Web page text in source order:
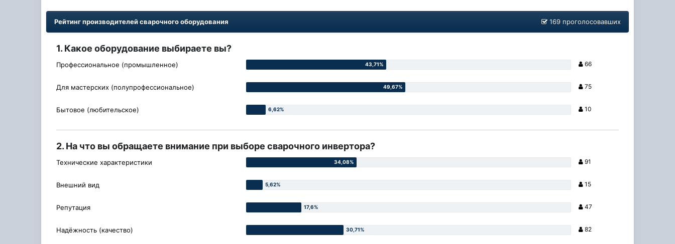
Рейтинг производителей сварочного оборудования 169 проголосовавших
1. Какое оборудование выбираете вы?
Профессиональное (промышленное) 66
Для мастерских (полупрофессиональное) 75
Бытовое (любительское) 10
2. На что вы обращаете внимание при выборе сварочного инвертора?
Технические характеристики 91
Внешний вид 15
Репутация 47
Надёжность (качество) 82